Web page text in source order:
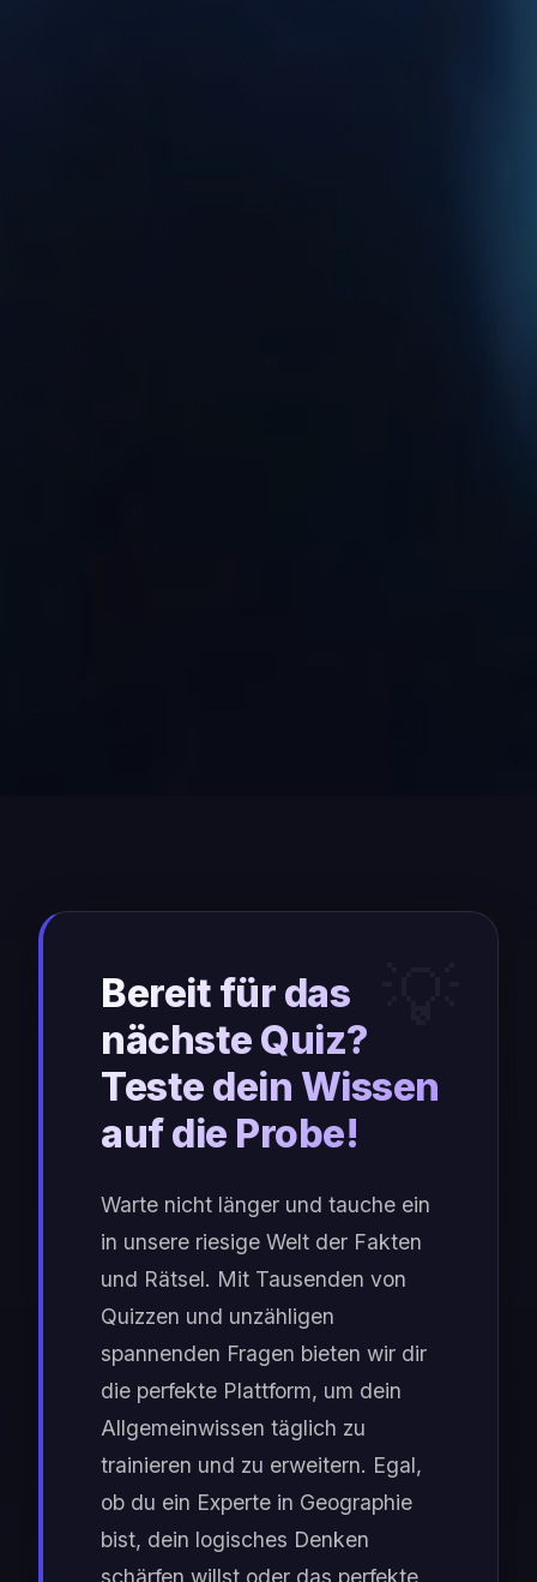
Bereit für das
nächste Quiz?
Teste dein Wissen
auf die Probe!
Warte nicht länger und tauche ein
in unsere riesige Welt der Fakten
und Rätsel. Mit Tausenden von
Quizzen und unzähligen
spannenden Fragen bieten wir dir
die perfekte Plattform, um dein
Allgemeinwissen täglich zu
trainieren und zu erweitern. Egal,
ob du ein Experte in Geographie
bist, dein logisches Denken
schärfen willst oder das perfekte